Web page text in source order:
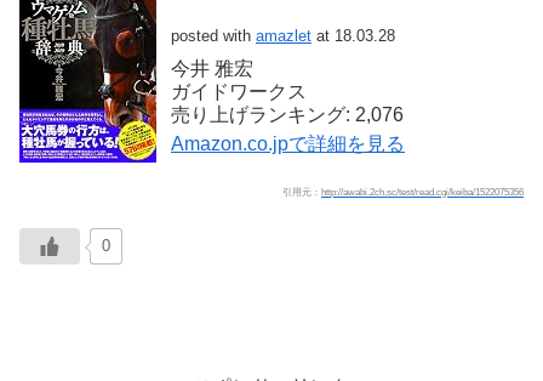
posted with amazlet at 18.03.28
今井 雅宏
ガイドワークス
売り上げランキング: 2,076
Amazon.co.jpで詳細を見る
引用元： http://awabi.2ch.sc/test/read.cgi/keiba/1522075356
0